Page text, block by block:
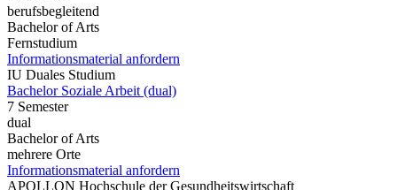
berufsbegleitend
Bachelor of Arts
Fernstudium
Informationsmaterial anfordern
IU Duales Studium
Bachelor Soziale Arbeit (dual)
7 Semester
dual
Bachelor of Arts
mehrere Orte
Informationsmaterial anfordern
APOLLON Hochschule der Gesundheitswirtschaft